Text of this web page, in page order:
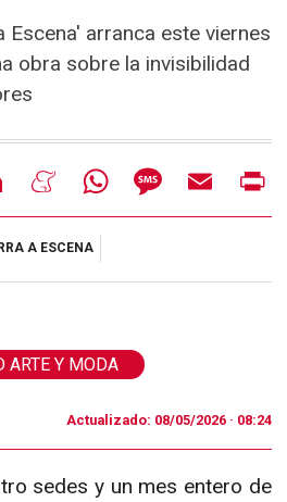
Escena' arranca este viernes
obra sobre la invisibilidad
LinkedIn MeneameWhatsAppMessageEmail
A ESCENA
ARTE Y MODA
Actualizado: 08/05/2026 · 08:24
sedes y un mes entero de